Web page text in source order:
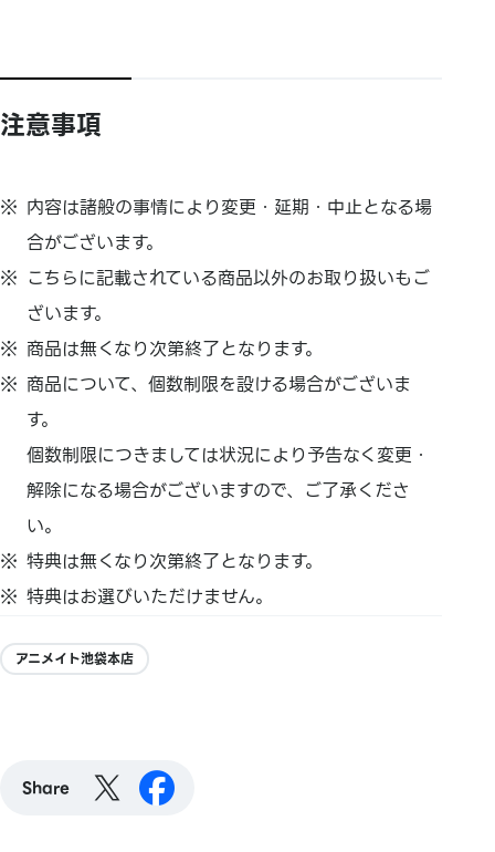
注意事項
内容は諸般の事情により変更・延期・中止となる場
合がございます。
こちらに記載されている商品以外のお取り扱いもご
ざいます。
商品は無くなり次第終了となります。
商品について、個数制限を設ける場合がございま
す。
個数制限につきましては状況により予告なく変更・
解除になる場合がございますので、ご了承くださ
い。
特典は無くなり次第終了となります。
特典はお選びいただけません。
アニメイト池袋本店
Share